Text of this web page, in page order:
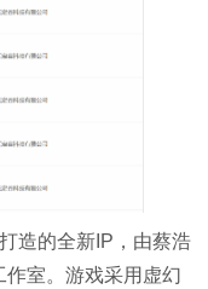
造的全新IP，由蔡浩
室。游戏采用虚幻